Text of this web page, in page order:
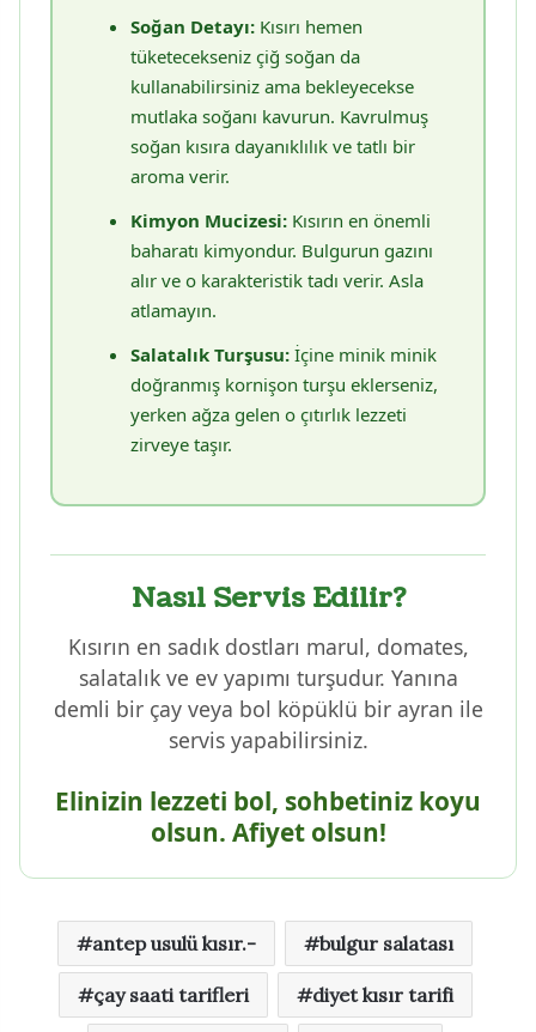
Soğan Detayı: Kısırı hemen
tüketecekseniz çiğ soğan da
kullanabilirsiniz ama bekleyecekse
mutlaka soğanı kavurun. Kavrulmuş
soğan kısıra dayanıklılık ve tatlı bir
aroma verir.
Kimyon Mucizesi: Kısırın en önemli
baharatı kimyondur. Bulgurun gazını
alır ve o karakteristik tadı verir. Asla
atlamayın.
Salatalık Turşusu: İçine minik minik
doğranmış kornişon turşu eklerseniz,
yerken ağza gelen o çıtırlık lezzeti
zirveye taşır.
Nasıl Servis Edilir?
Kısırın en sadık dostları marul, domates,
salatalık ve ev yapımı turşudur. Yanına
demli bir çay veya bol köpüklü bir ayran ile
servis yapabilirsiniz.
Elinizin lezzeti bol, sohbetiniz koyu
olsun. Afiyet olsun!
antep usulü kısır.- bulgur salatası
çay saati tarifleri diyet kısır tarifi